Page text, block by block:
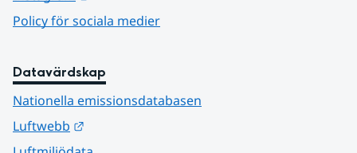
Policy för sociala medier
Datavärdskap
Nationella emissionsdatabasen
Luftwebb